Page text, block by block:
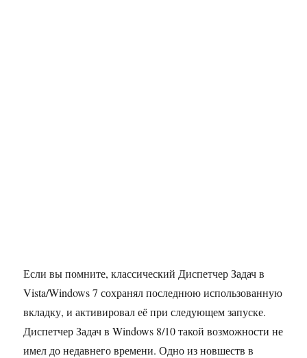
Если вы помните, классический Диспетчер Задач в
Vista/Windows 7 сохранял последнюю использованную
вкладку, и активировал её при следующем запуске.
Диспетчер Задач в Windows 8/10 такой возможности не
имел до недавнего времени. Одно из новшеств в